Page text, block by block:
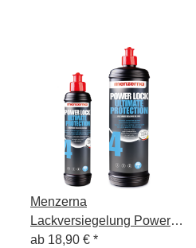
Menzerna
Lackversiegelung Power
Lock Ultimate Protection
ab 18,90 € *